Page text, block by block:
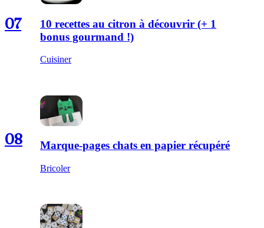
07
10 recettes au citron à découvrir (+ 1
bonus gourmand !)
Cuisiner
08 Marque-pages chats en papier récupéré
Bricoler